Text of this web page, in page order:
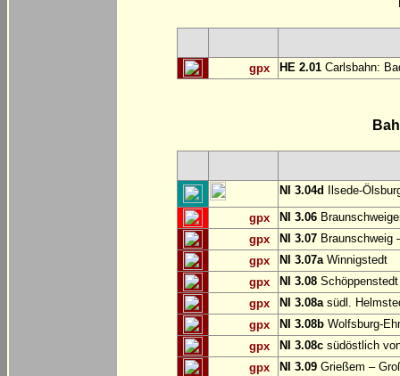
gpx HE 2.01 Carlsbahn:
NI 3.04d Ilsede-
gpx NI 3.06
gpx
NI 3.07 Braunschweig
gpx
NI 3.07aWinnigstedt
gpx
NI 3.08
gpx
NI 3.08asüdl.
gpx
NI 3.08b Wolfsburg-
gpx
NI 3.08c südöstlich
gpx
NI 3.09 Grießem –